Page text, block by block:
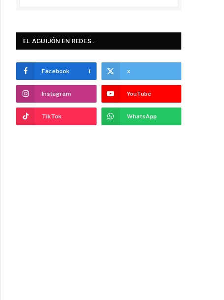
EL AGUIJÓN EN REDES…
Facebook 1 x
Instagram YouTube
TikTok WhatsApp